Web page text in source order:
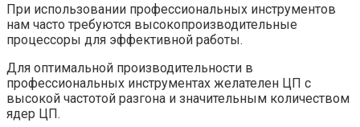
При использовании профессиональных инструментов
нам часто требуются высокопроизводительные
процессоры для эффективной работы.
Для оптимальной производительности в
профессиональных инструментах желателен ЦП с
высокой частотой разгона и значительным количеством
ядер ЦП.